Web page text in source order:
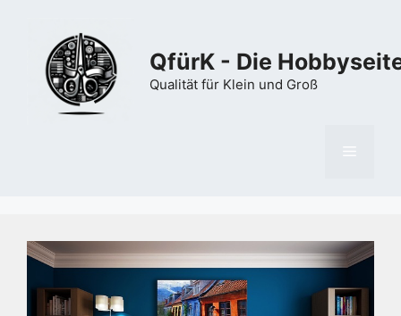
springen
QfürK - Die
Qualität für Klein und Groß